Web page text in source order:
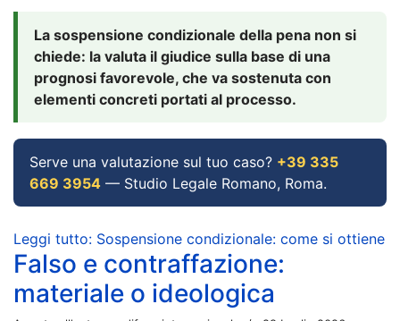
La sospensione condizionale della pena non si
chiede: la valuta il giudice sulla base di una
prognosi favorevole, che va sostenuta con
elementi concreti portati al processo.
Serve una valutazione sul tuo caso? +39 335
669 3954 — Studio Legale Romano, Roma.
Leggi tutto: Sospensione condizionale: come si ottiene
Falso e contraffazione:
materiale o ideologica